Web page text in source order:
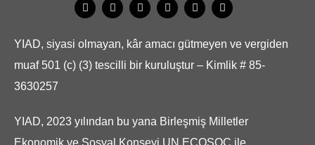
YIAD, siyasi olmayan, kâr amacı gütmeyen ve vergiden
muaf 501 (c) (3) tescilli bir kuruluştur – Kimlik # 85-
3630257
YIAD, 2023 yılından bu yana Birleşmiş Milletler
Ekonomik ve Sosyal Konseyi UN ECOSOC ile